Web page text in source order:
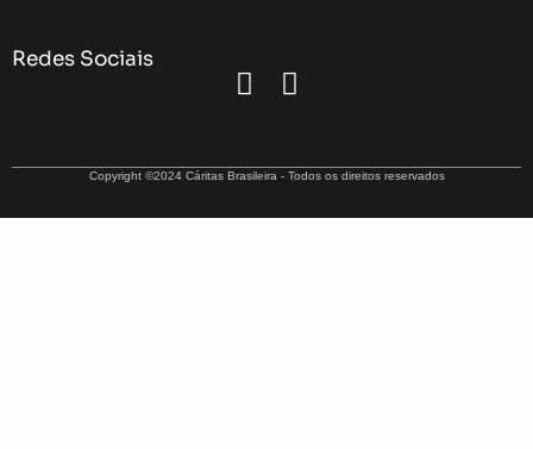
Redes Sociais
Copyright ©2024 Cáritas Brasileira - Todos os direitos reservados